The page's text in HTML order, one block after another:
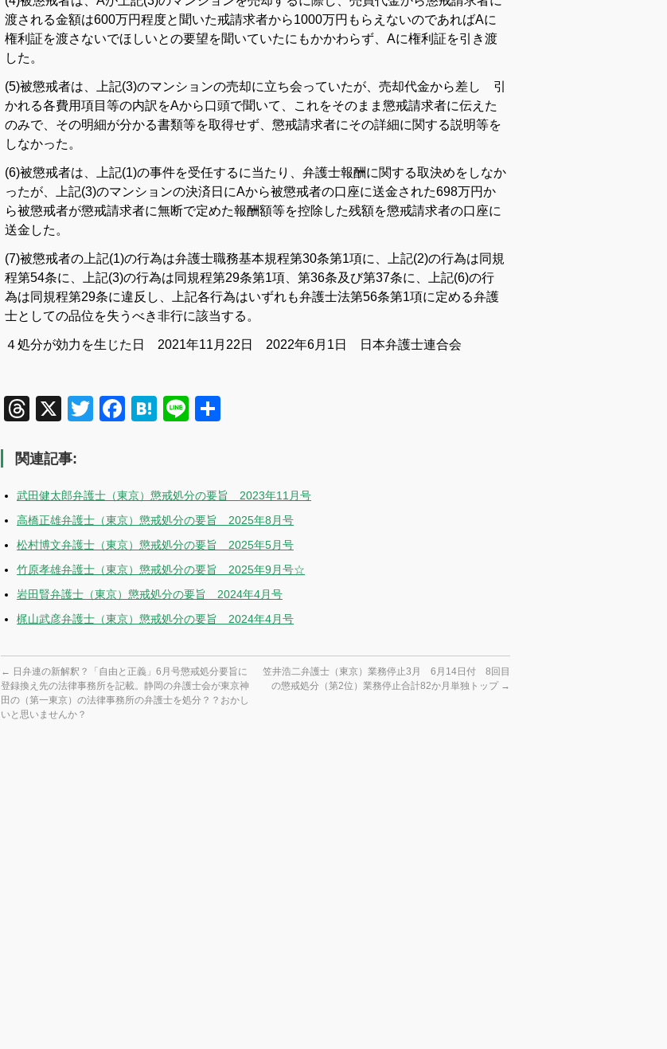
渡される金額は600万円程度と聞いた戒請求者から1000万円もらえないのであればAに
権利証を渡さないでほしいとの要望を聞いていたにもかかわらず、Aに権利証を引き渡
した。
(5)被懲戒者は、上記(3)のマンションの売却に立ち会っていたが、売却代金から差し 引
かれる各費用項目等の内訳をAから口頭で聞いて、これをそのまま懲戒請求者に伝えた
のみで、その明細が分かる書類等を取得せず、懲戒請求者にその詳細に関する説明等を
しなかった。
(6)被懲戒者は、上記(1)の事件を受任するに当たり、弁護士報酬に関する取決めをしなか
ったが、上記(3)のマンションの決済日にAから被懲戒者の口座に送金された698万円か
ら被懲戒者が懲戒請求者に無断で定めた報酬額等を控除した残額を懲戒請求者の口座に
送金した。
(7)被懲戒者の上記(1)の行為は弁護士職務基本規程第30条第1項に、上記(2)の行為は同規
程第54条に、上記(3)の行為は同規程第29条第1項、第36条及び第37条に、上記(6)の行
為は同規程第29条に違反し、上記各行為はいずれも弁護士法第56条第1項に定める弁護
士としての品位を失うべき非行に該当する。
４処分が効力を生じた日 2021年11月22日 2022年6月1日 日本弁護士連合会
Threads
X TwitterFacebook
Hatena
Line
関連記事:
武田健太郎弁護士（東京）懲戒処分の要旨 2023年11月号
高橋正雄弁護士（東京）懲戒処分の要旨 2025年8月号
松村博文弁護士（東京）懲戒処分の要旨 2025年5月号
竹原孝雄弁護士（東京）懲戒処分の要旨 2025年9月号☆
岩田賢弁護士（東京）懲戒処分の要旨 2024年4月号
梶山武彦弁護士（東京）懲戒処分の要旨 2024年4月号
← 日弁連の新解釈？「自由と正義」6月号懲戒処分要旨に
登録換え先の法律事務所を記載。静岡の弁護士会が東京神
田の（第一東京）の法律事務所の弁護士を処分？？おかし
いと思いませんか？
笠井浩二弁護士（東京）業務停止3月 6月14日付 8回目
の懲戒処分（第2位）業務停止合計82か月単独トップ →